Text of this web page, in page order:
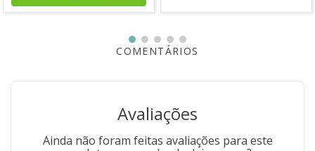
Composição
Especificações Técnicas
Largura: 1,50 m
Estrutura da trama: Sarja 2 x 1
Instruções de lavagem
COMENTÁRIOS
Avaliações
Ainda não foram feitas avaliações para este